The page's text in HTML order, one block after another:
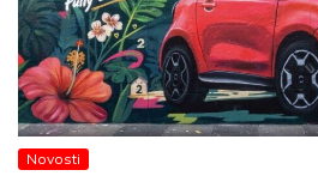
Novosti